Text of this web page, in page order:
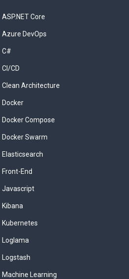
ASP.NET Core
Azure DevOps
C#
CI/CD
Clean Architecture
Docker
Docker Compose
Docker Swarm
Elasticsearch
Front-End
Javascript
Kibana
Kubernetes
Loglama
Logstash
Machine Learning